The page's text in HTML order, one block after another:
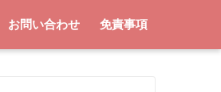
お問い合わせ 免責事項